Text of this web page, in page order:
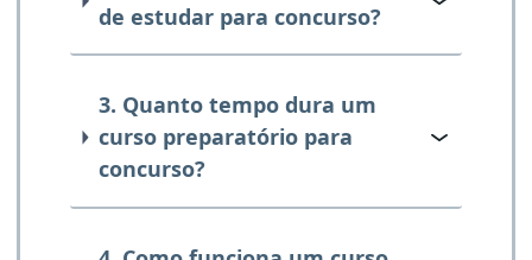
de estudar para concurso?
3. Quanto tempo dura um
curso preparatório para
concurso?